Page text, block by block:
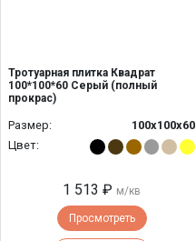
Тротуарная плитка Квадрат
100*100*60 Серый (полный
прокрас)
Размер:
100х100х60
Цвет:
1 513 ₽ м/кв
Просмотреть